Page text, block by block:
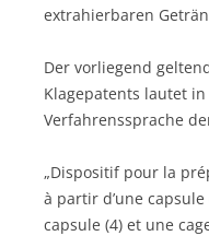
extrahierbaren
Der vorliegend
Klagepatents lautet
Verfahrenssprache
„Dispositif pour la
à partir d’une
capsule (4) et une